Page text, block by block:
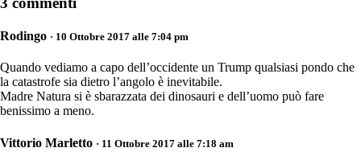
Rodingo · 10 Ottobre 2017 alle 7:04 pm
Quando vediamo a capo dell’occidente un Trump qualsiasi pondo che
la catastrofe sia dietro l’angolo è inevitabile.
Madre Natura si è sbarazzata dei dinosauri e dell’uomo può fare
benissimo a meno.
Vittorio Marletto · 11 Ottobre 2017 alle 7:18 am